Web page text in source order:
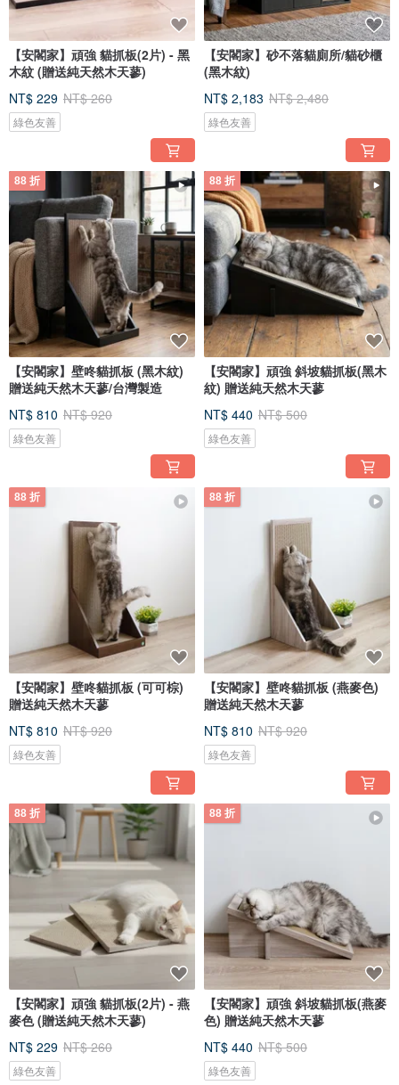
【安閣家】頑強 貓抓板(2片) - 黑
木紋 (贈送純天然木天蓼)
NT$ 229 NT$ 260
綠色友善
【安閣家】砂不落貓廁所/貓砂櫃
(黑木紋)
NT$ 2,183 NT$ 2,480
綠色友善
88 折
【安閣家】壁咚貓抓板 (黑木紋)
贈送純天然木天蓼/台灣製造
NT$ 810 NT$ 920
綠色友善
88 折
【安閣家】頑強 斜坡貓抓板(黑木
紋) 贈送純天然木天蓼
NT$ 440 NT$ 500
綠色友善
88 折
【安閣家】壁咚貓抓板 (可可棕)
贈送純天然木天蓼
NT$ 810 NT$ 920
綠色友善
88 折
【安閣家】壁咚貓抓板 (燕麥色)
贈送純天然木天蓼
NT$ 810 NT$ 920
綠色友善
88 折
【安閣家】頑強 貓抓板(2片) - 燕
麥色 (贈送純天然木天蓼)
NT$ 229 NT$ 260
綠色友善
88 折
【安閣家】頑強 斜坡貓抓板(燕麥
色) 贈送純天然木天蓼
NT$ 440 NT$ 500
綠色友善